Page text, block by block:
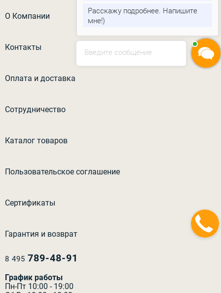
О Компании
Контакты
Оплата и доставка
Сотрудничество
Каталог товаров
Пользовательское соглашение
Сертификаты
Гарантия и возврат
8 495 789-48-91
График работы
Пн-Пт 10:00 - 19:00
Введите сообщение
Расскажу подробнее. Напишите
мне!)